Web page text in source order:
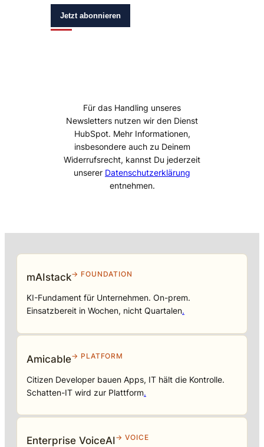
Jetzt abonnieren
Für das Handling unseres
Newsletters nutzen wir den Dienst
HubSpot. Mehr Informationen,
insbesondere auch zu Deinem
Widerrufsrecht, kannst Du jederzeit
unserer Datenschutzerklärung
entnehmen.
mAIstack→ FOUNDATION
KI-Fundament für Unternehmen. On-prem.
Einsatzbereit in Wochen, nicht Quartalen.
Amicable→ PLATFORM
Citizen Developer bauen Apps, IT hält die Kontrolle.
Schatten-IT wird zur Plattform.
Enterprise VoiceAI→ VOICE